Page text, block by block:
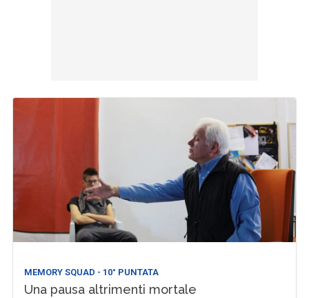
MEMORY SQUAD - 10° PUNTATA
Una pausa altrimenti mortale